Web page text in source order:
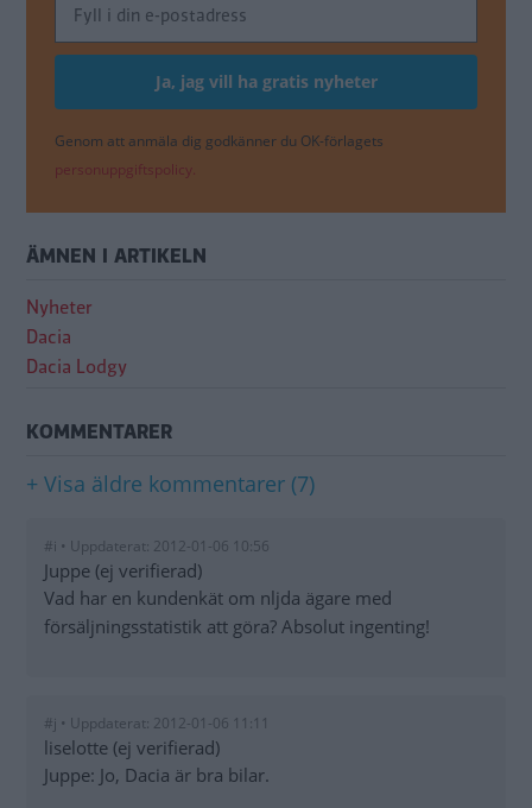
Genom att anmäla dig godkänner du OK-förlagets
personuppgiftspolicy.
ÄMNEN I ARTIKELN
Nyheter
Dacia
Dacia Lodgy
KOMMENTARER
+ Visa äldre kommentarer (7)
#i • Uppdaterat: 2012-01-06 10:56
Juppe (ej verifierad)
Vad har en kundenkät om nljda ägare med
försäljningsstatistik att göra? Absolut ingenting!
#j • Uppdaterat: 2012-01-06 11:11
liselotte (ej verifierad)
Juppe: Jo, Dacia är bra bilar.